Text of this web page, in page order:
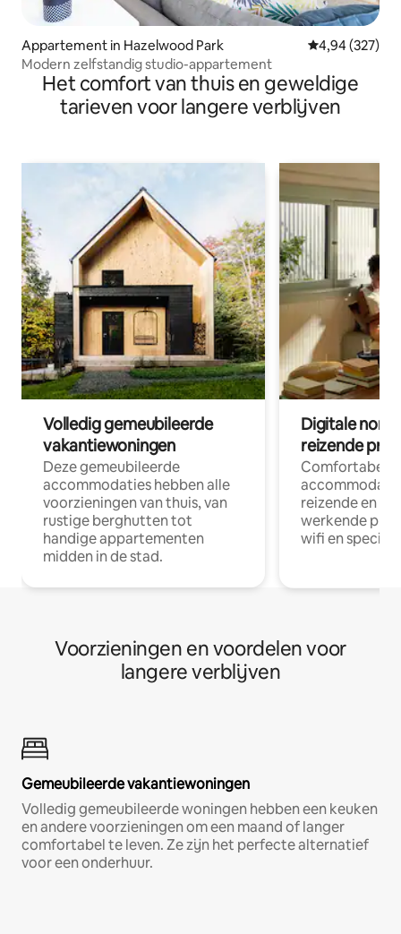
Appartement in Hazelwood Park Gemiddelde
4,94 (327)
Modern zelfstandig studio-appartement
Het comfort van thuis en geweldige
tarieven voor langere verblijven
Volledig gemeubileerde
vakantiewoningen
Deze gemeubileerde
accommodaties hebben alle
voorzieningen van thuis, van
rustige berghutten tot
handige appartementen
midden in de stad.
Digitale
reizende
Comfortabele
reizende en
werkende
wifi en
Voorzieningen en voordelen voor
langere verblijven
Gemeubileerde vakantiewoningen
Volledig gemeubileerde woningen hebben een keuken
en andere voorzieningen om een maand of langer
comfortabel te leven. Ze zijn het perfecte alternatief
voor een onderhuur.